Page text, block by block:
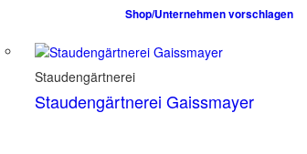
Shop/Unternehmen vorschlagen
Staudengärtnerei
Staudengärtnerei Gaissmayer